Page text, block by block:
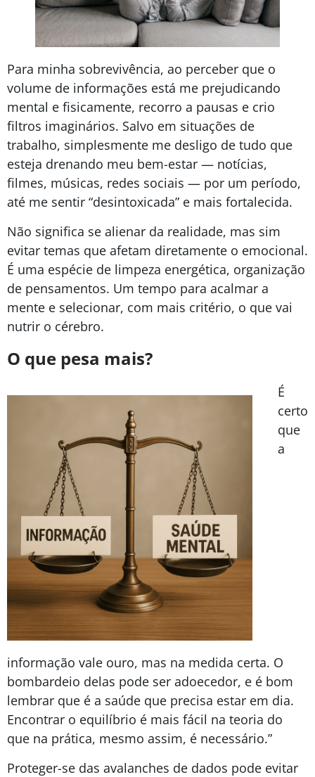
Para minha sobrevivência, ao perceber que o
volume de informações está me prejudicando
mental e fisicamente, recorro a pausas e crio
filtros imaginários. Salvo em situações de
trabalho, simplesmente me desligo de tudo que
esteja drenando meu bem-estar — notícias,
filmes, músicas, redes sociais — por um período,
até me sentir “desintoxicada” e mais fortalecida.
Não significa se alienar da realidade, mas sim
evitar temas que afetam diretamente o emocional.
É uma espécie de limpeza energética, organização
de pensamentos. Um tempo para acalmar a
mente e selecionar, com mais critério, o que vai
nutrir o cérebro.
O que pesa mais?
É
certo
que
a
informação vale ouro, mas na medida certa. O
bombardeio delas pode ser adoecedor, e é bom
lembrar que é a saúde que precisa estar em dia.
Encontrar o equilíbrio é mais fácil na teoria do
que na prática, mesmo assim, é necessário.”
Proteger-se das avalanches de dados pode evitar